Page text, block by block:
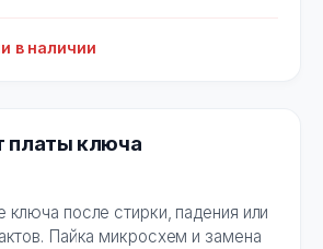
в наличии
платы ключа
ключа после стирки, падения или
Пайка микросхем и замена